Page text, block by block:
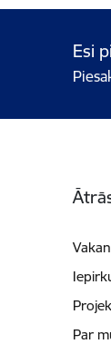
Esi
Par